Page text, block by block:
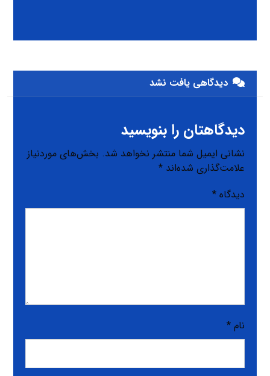
دیدگاهی یافت نشد
دیدگاهتان را بنویسید
نشانی ایمیل شما منتشر نخواهد شد. بخش‌های موردنیاز
علامت‌گذاری شده‌اند*
دیدگاه*
نام*